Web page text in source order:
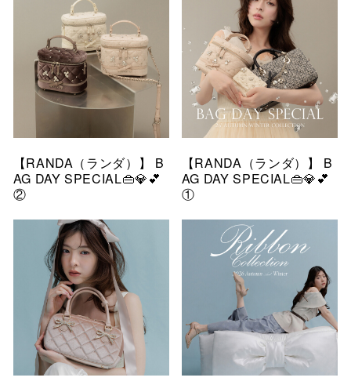
【RANDA（ランダ）】 B
AG DAY SPECIAL👜💎💕
②
【RANDA（ランダ）】 B
AG DAY SPECIAL👜💎💕
①